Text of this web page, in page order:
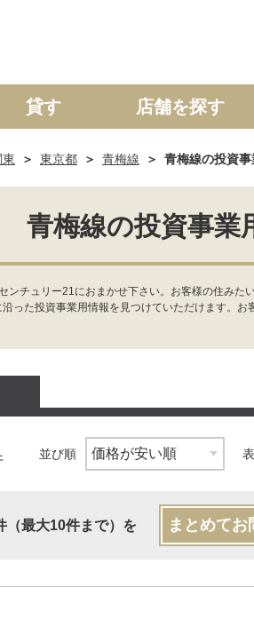
マンション 土地
貸す 店舗を探す
東 東京都 青梅線 青梅線の投資事
青梅線の投資事業
チュリー21におまかせ下さい。お客様の住み
った投資事業用情報を見つけていただけます。
並び順
（最大10件まで）を まとめてお